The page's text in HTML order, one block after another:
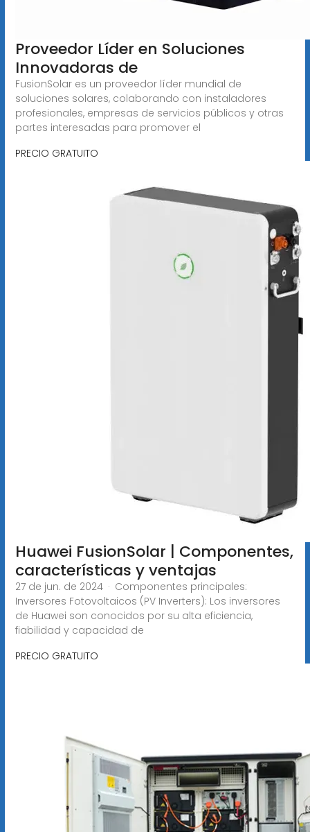
Proveedor Líder en Soluciones
Innovadoras de
FusionSolar es un proveedor líder mundial de
soluciones solares, colaborando con instaladores
profesionales, empresas de servicios públicos y otras
partes interesadas para promover el
PRECIO GRATUITO
Huawei FusionSolar | Componentes,
características y ventajas
27 de jun. de 2024 · Componentes principales:
Inversores Fotovoltaicos (PV Inverters): Los inversores
de Huawei son conocidos por su alta eficiencia,
fiabilidad y capacidad de
PRECIO GRATUITO